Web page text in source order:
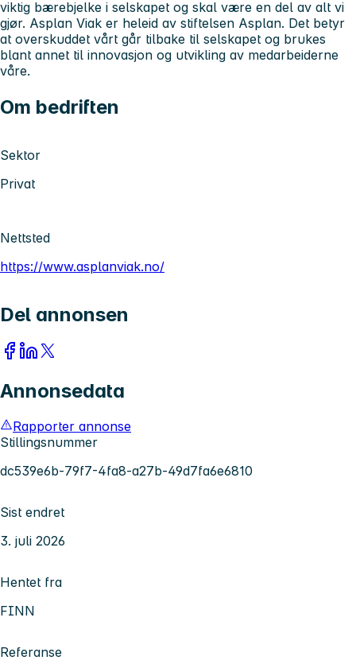
viktig bærebjelke i selskapet og skal være en del av alt vi
gjør. Asplan Viak er heleid av stiftelsen Asplan. Det betyr
at overskuddet vårt går tilbake til selskapet og brukes
blant annet til innovasjon og utvikling av medarbeiderne
våre.
Om bedriften
Sektor
Privat
Nettsted
https://www.asplanviak.no/
Del annonsen
Annonsedata
Rapporter annonse
Stillingsnummer
dc539e6b-79f7-4fa8-a27b-49d7fa6e6810
Sist endret
3. juli 2026
Hentet fra
FINN
Referanse